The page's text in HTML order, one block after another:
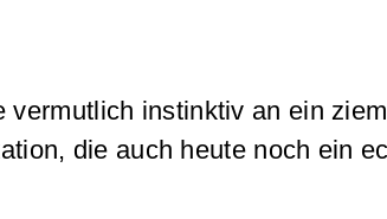
instinktiv an ein
die auch heute noch ein